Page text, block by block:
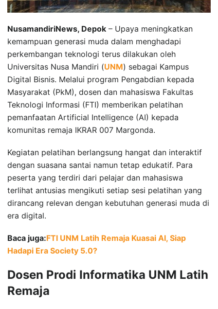
NusamandiriNews, Depok – Upaya meningkatkan
kemampuan generasi muda dalam menghadapi
perkembangan teknologi terus dilakukan oleh
Universitas Nusa Mandiri (UNM) sebagai Kampus
Digital Bisnis. Melalui program Pengabdian kepada
Masyarakat (PkM), dosen dan mahasiswa Fakultas
Teknologi Informasi (FTI) memberikan pelatihan
pemanfaatan Artificial Intelligence (AI) kepada
komunitas remaja IKRAR 007 Margonda.
Kegiatan pelatihan berlangsung hangat dan interaktif
dengan suasana santai namun tetap edukatif. Para
peserta yang terdiri dari pelajar dan mahasiswa
terlihat antusias mengikuti setiap sesi pelatihan yang
dirancang relevan dengan kebutuhan generasi muda di
era digital.
Baca juga:FTI UNM Latih Remaja Kuasai AI, Siap
Hadapi Era Society 5.0?
Dosen Prodi Informatika UNM Latih
Remaja